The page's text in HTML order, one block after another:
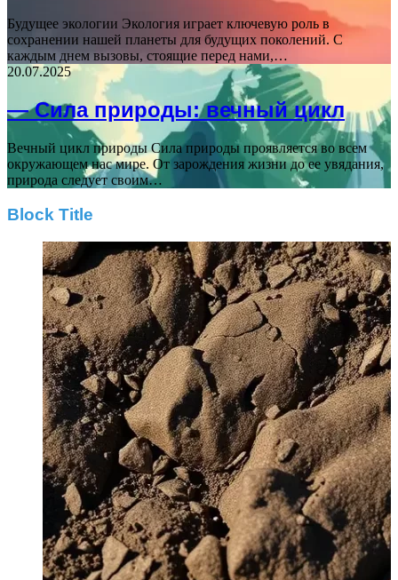
Будущее экологии Экология играет ключевую роль в
сохранении нашей планеты для будущих поколений. С
каждым днем вызовы, стоящие перед нами,…
20.07.2025
— Сила природы: вечный цикл
Вечный цикл природы Сила природы проявляется во всем
окружающем нас мире. От зарождения жизни до ее увядания,
природа следует своим…
Block Title